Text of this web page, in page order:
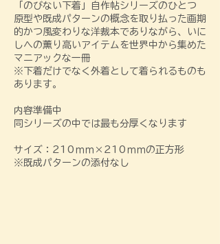
「のびない下着」自作帖シリーズのひとつ
​原型や既成パターンの概念を取り払った画期
的かつ風変わりな洋裁本でありながら、いに
しへの薫り高いアイテムを世界中から集めた
マニアックな一冊
※下着だけでなく外着として着られるものも
あります。
内容準備中
同シリーズの中では最も分厚くなります
サイズ：210ｍｍ×210ｍｍの正方形
​※既成パターンの添付なし​​​​​